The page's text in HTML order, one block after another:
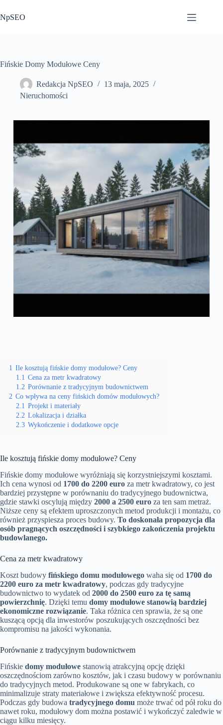
do
treści
NpSEO
Fińskie Domy Modułowe Ceny
Redakcja NpSEO
13 maja, 2025
Nieruchomości
1 Ile kosztują fińskie domy modułowe? Ceny
1.1 Cena za metr kwadratowy
1.2 Porównanie z tradycyjnym budownictwem
2 Co wpływa na ceny fińskich domów modułowych?
2.1 Projekt i materiały
2.2 Lokalizacja i działka
2.3 Wykończenie i dodatkowe opcje
Ile kosztują fińskie domy modułowe? Ceny
Fińskie domy modułowe wyróżniają się korzystniejszymi kosztami.
Ich cena wynosi od 1700 do 2200 euro za metr kwadratowy, co jest
bardziej przystępne w porównaniu do tradycyjnego budownictwa,
gdzie stawki oscylują między 2000 a 2500 euro za ten sam metraż.
Niższe ceny są efektem uproszczonych metod produkcji i montażu, co
również przyspiesza proces budowy. To doskonała propozycja dla
osób pragnących oszczędności i szybkiego zakończenia projektu
budowlanego.
Cena za metr kwadratowy
Koszt budowy fińskiego domu modułowego waha się od 1700 do
2200 euro za metr kwadratowy, podczas gdy tradycyjne
budownictwo to wydatek od 2000 do 2500 euro za tę samą
powierzchnię. Dzięki temu domy modułowe stanowią bardziej
ekonomiczne rozwiązanie. Taka różnica cen sprawia, że są one
kuszącą opcją dla inwestorów poszukujących oszczędności bez
kompromisu na jakości wykonania.
Porównanie z tradycyjnym budownictwem
Fińskie domy modułowe stanowią atrakcyjną opcję dzięki
oszczędnościom zarówno kosztów, jak i czasu budowy w porównaniu
do tradycyjnych metod. Produkowane są one w fabrykach, co
minimalizuje straty materiałowe i zwiększa efektywność procesu.
Podczas gdy budowa tradycyjnego domu może trwać od pół roku do
nawet roku, modułowy dom można postawić i wykończyć zaledwie w
ciągu kilku miesięcy.